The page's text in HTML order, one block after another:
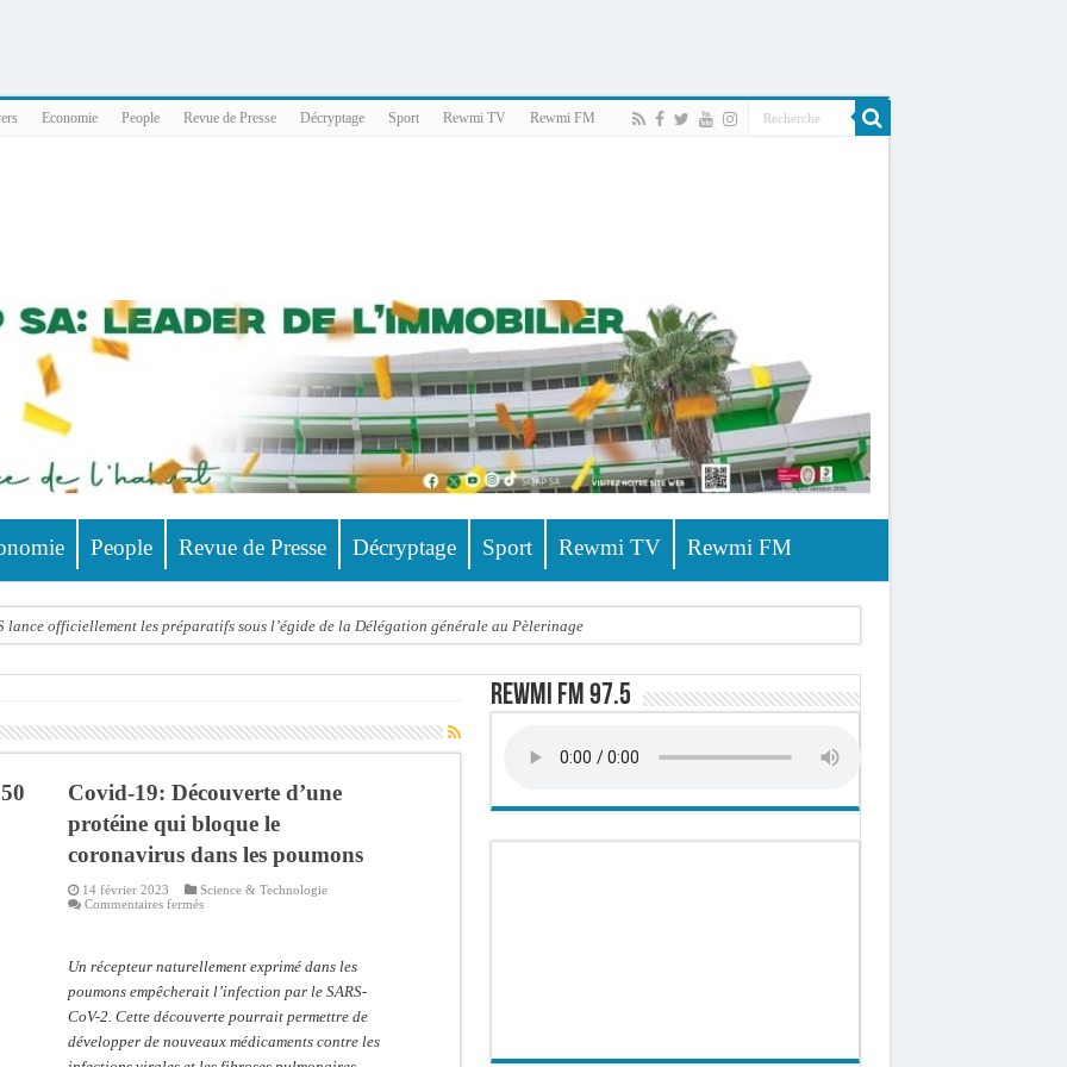
Economie People Revue de Presse Décryptage Sport Rewmi TV Rewmi FM
People Revue de Presse Décryptage Sport Rewmi TV Rewmi FM
lance officiellement les préparatifs sous l’égide de la Délégation générale au Pèlerinage
les discours ne suffisent plus » (Mamadou AW-Candidat à la mairie de Golf Sud)
été empoisonnée, Amy Dione désigne le coupable avant de mourir
meurt noyé dans un bassin de rétention
scientifique dévoile les fondements du thème central
valide onze dossiers chauds
deuil : Sokhna Mame Amy Mbacké, fille de Serigne Mountakha, rappelée à Dieu
Covid-19: Découverte d’une
protéine qui bloque le
coronavirus dans les poumons
14 février 2023
Science & Technologie
Commentaires ferméssur
d’une
protéine
qui
bloque
le
dans
les
Un récepteur naturellement exprimé dans les
poumons empêcherait l’infection par le SARS-
CoV-2. Cette découverte pourrait permettre de
développer de nouveaux médicaments contre les
Rewmi FM 97.5